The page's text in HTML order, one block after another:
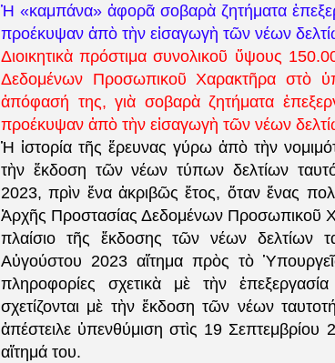
Ἡ «καμπάνα» ἀφορᾶ σοβαρὰ ζητήματα
προέκυψαν ἀπὸ τὴν εἰσαγωγὴ τῶν νέων
Διοικητικὰ πρόστιμα συνολικοῦ ὕψους
Δεδομένων Προσωπικοῦ Χαρακτῆρα στὸ
ἀπόφασή της, γιὰ σοβαρὰ ζητήματα
προέκυψαν ἀπὸ τὴν εἰσαγωγὴ τῶν νέων
Ἡ ἱστορία τῆς ἔρευνας γύρω ἀπὸ τὴν
τὴν ἔκδοση τῶν νέων τύπων δελτίων
2023, πρὶν ἕνα ἀκριβῶς ἔτος, ὅταν ἕνας
Ἀρχῆς Προστασίας Δεδομένων Προσωπικοῦ
πλαίσιο τῆς ἔκδοσης τῶν νέων δελτίων
Αὐγούστου 2023 αἴτημα πρὸς τὸ
πληροφορίες σχετικὰ μὲ τὴν
σχετίζονται μὲ τὴν ἔκδοση τῶν νέων
ἀπέστειλε ὑπενθύμιση στὶς 19
αἴτημά του.